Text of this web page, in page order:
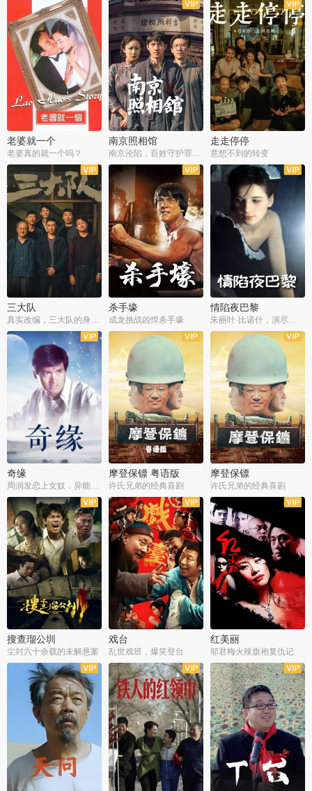
老婆就一个
老婆真的就一个吗？
南京照相馆
南京沦陷，百姓守护罪证底片
走走停停
意想不到的转变
三大队 杀手壕
成龙挑战凶悍杀手壕
情陷夜巴黎
奇缘
周润发恋上女奴，异能护体战邪派
摩登保镖 粤语版
许氏兄弟的经典喜剧
摩登保镖
许氏兄弟的经典喜剧
搜查瑠公圳
尘封六十余载的未解悬案
戏台
乱世戏班，爆笑登台
红美丽
邬君梅火辣旗袍复仇记